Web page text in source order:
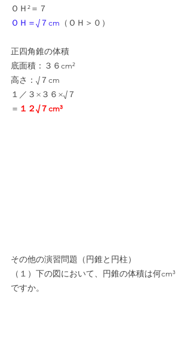
ＯＨ²＝７
ＯＨ＝√７cm （ＯＨ＞０）
正四角錐の体積
底面積：３６cm²
高さ：√７cm
１／３×３６×√７
＝ １２√７cm³
その他の演習問題（円錐と円柱）
（１）下の図において、円錐の体積は何cm³
ですか。